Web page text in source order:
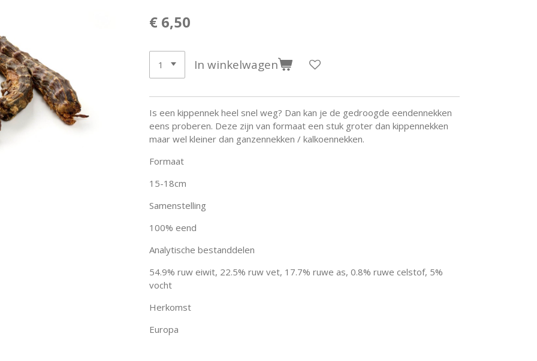
€ 6,50
In winkelwagen
Is een kippennek heel snel weg? Dan kan je de gedroogde eendennekken
eens proberen. Deze zijn van formaat een stuk groter dan kippennekken
maar wel kleiner dan ganzennekken / kalkoennekken.
Formaat
15-18cm
Samenstelling
100% eend
Analytische bestanddelen
54.9% ruw eiwit, 22.5% ruw vet, 17.7% ruwe as, 0.8% ruwe celstof, 5%
vocht
Herkomst
Europa